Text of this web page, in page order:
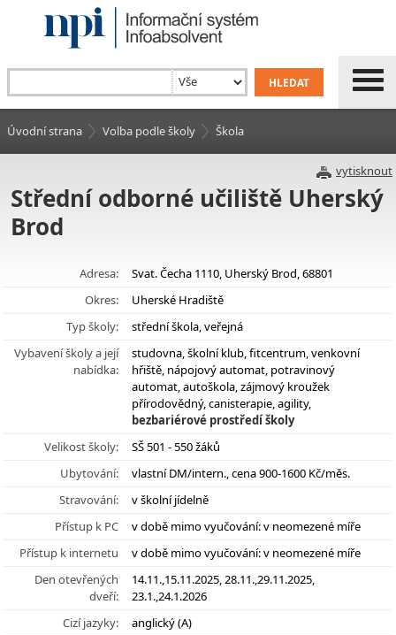
Úvodní strana Volba podle školy Škola
vytisknout
Střední odborné učiliště Uherský
Brod
Adresa:
Svat. Čecha 1110, Uherský Brod, 68801
Okres:
Uherské Hradiště
Typ školy:
střední škola, veřejná
Vybavení školy a její
nabídka:
studovna, školní klub, fitcentrum, venkovní
hřiště, nápojový automat, potravinový
automat, autoškola, zájmový kroužek
přírodovědný, canisterapie, agility,
bezbariérové prostředí školy
Velikost školy:
SŠ 501 - 550 žáků
Ubytování:
vlastní DM/intern., cena 900-1600 Kč/měs.
Stravování:
v školní jídelně
Přístup k PC
v době mimo vyučování: v neomezené míře
Přístup k internetu
v době mimo vyučování: v neomezené míře
Den otevřených
dveří:
14.11.,15.11.2025, 28.11.,29.11.2025,
23.1.,24.1.2026
Cizí jazyky:
anglický (A)